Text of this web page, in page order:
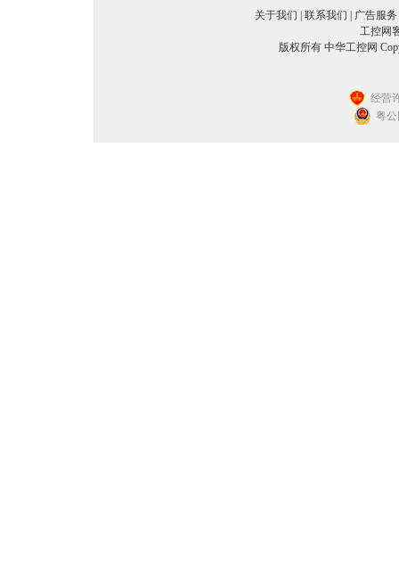
关于我们 联系我们 广告服务
工控网
版权所有 中华工控网
经营
粤公